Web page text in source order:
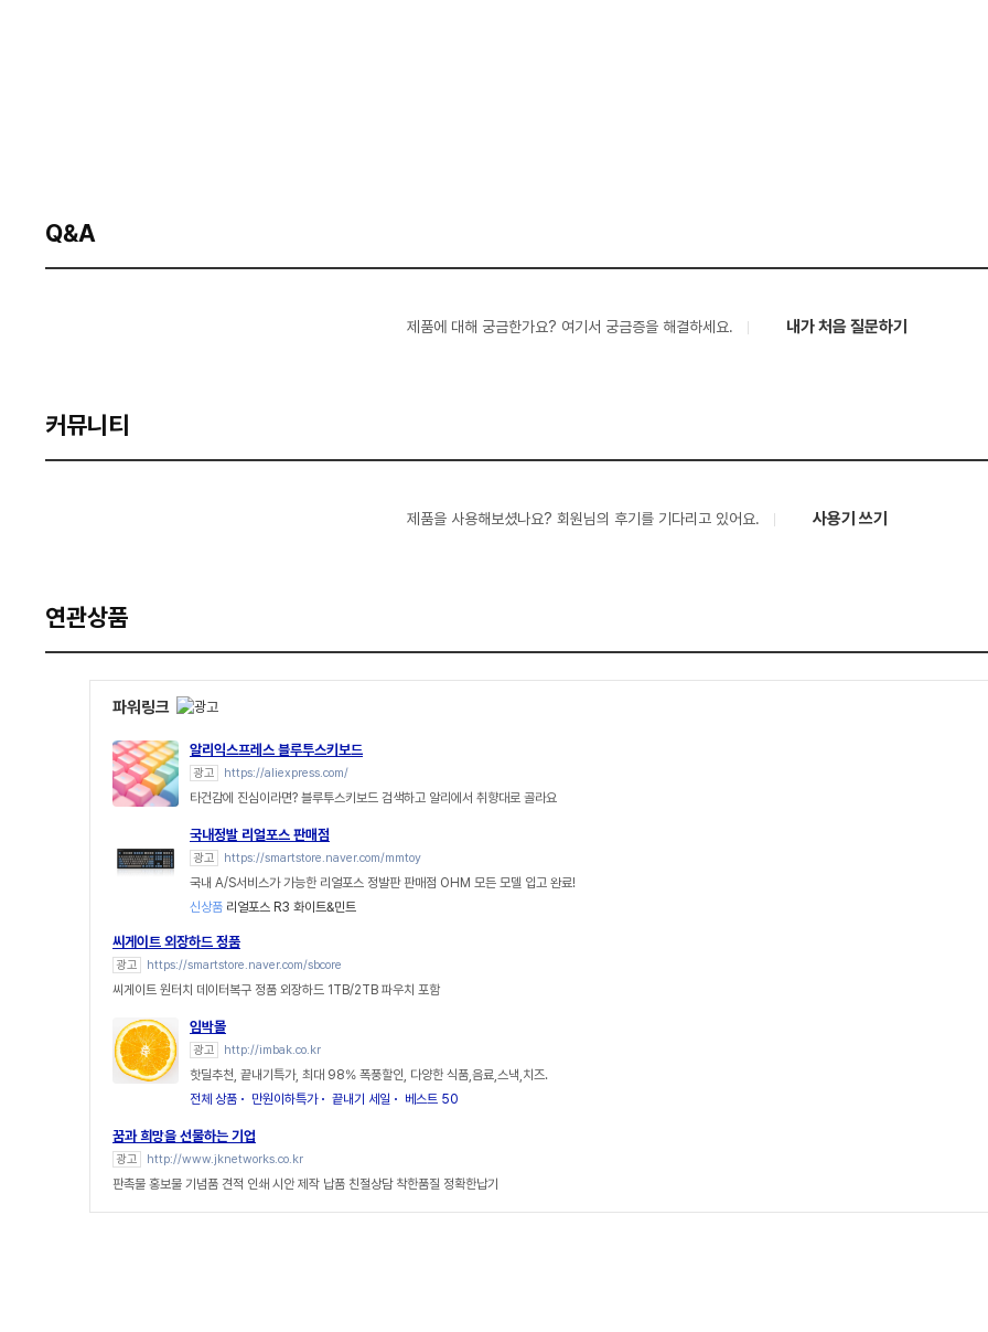
Q&A
제품에 대해 궁금한가요? 여기서 궁금증을 해결하세요. 내가 처음 질문하기
커뮤니티
제품을 사용해보셨나요? 회원님의 후기를 기다리고 있어요. 사용기 쓰기
연관상품
파워링크
알리익스프레스 블루투스키보드
광고 https://aliexpress.com/
타건감에 진심이라면? 블루투스키보드 검색하고 알리에서 취향대로 골라요
국내정발 리얼포스 판매점
광고 https://smartstore.naver.com/mmtoy
국내 A/S서비스가 가능한 리얼포스 정발판 판매점 OHM 모든 모델 입고 완료!
신상품 리얼포스 R3 화이트&민트
씨게이트 외장하드 정품
광고 https://smartstore.naver.com/sbcore
씨게이트 원터치 데이터복구 정품 외장하드 1TB/2TB 파우치 포함
임박몰
광고 http://imbak.co.kr
핫딜추천, 끝내기특가, 최대 98% 폭풍할인, 다양한 식품,음료,스낵,치즈.
전체 상품
만원이하특가 끝내기 세일 베스트 50
꿈과 희망을 선물하는 기업
광고 http://www.jknetworks.co.kr
판촉물 홍보물 기념품 견적 인쇄 시안 제작 납품 친절상담 착한품질 정확한납기